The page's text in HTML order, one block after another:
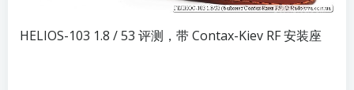
HELIOS-103 1.8 / 53 评测，带 Contax-Kiev RF 安装座